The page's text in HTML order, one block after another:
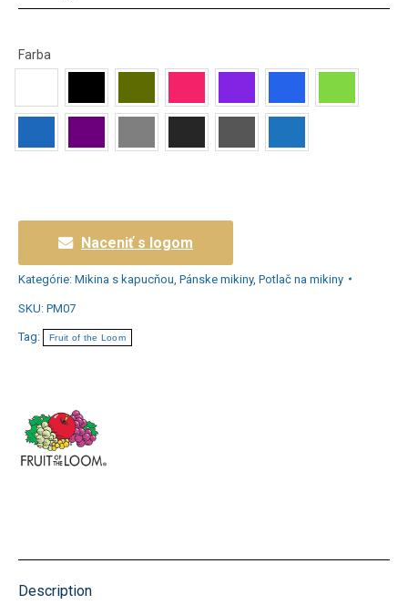
Farba
Naceniť s logom
Kategórie: Mikina s kapucňou Pánske mikiny, Potlač na mikiny
SKU: PM07
Tag: Fruit of the Loom
Description